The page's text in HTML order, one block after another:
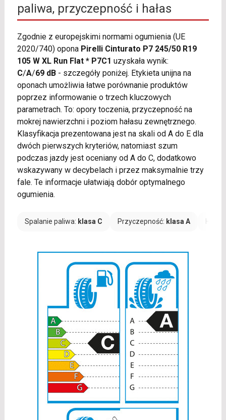
paliwa, przyczepność i hałas
Zgodnie z europejskimi normami ogumienia (UE
2020/740) opona Pirelli Cinturato P7 245/50 R19
105 W XL Run Flat * P7C1 uzyskała wynik:
C/A/69 dB- szczegóły poniżej. Etykieta unijna na
oponach umożliwia łatwe porównanie produktów
poprzez informowanie o trzech kluczowych
parametrach. To: opory toczenia, przyczepność na
mokrej nawierzchni i poziom hałasu zewnętrznego.
Klasyfikacja prezentowana jest na skali od A do E dla
dwóch pierwszych kryteriów, natomiast szum
podczas jazdy jest oceniany od A do C, dodatkowo
wskazywany w decybelach i przez maksymalnie trzy
fale. Te informacje ułatwiają dobór optymalnego
ogumienia.
Spalanie paliwa: klasa C Przyczepność: klasa A